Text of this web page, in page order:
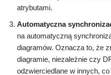
atrybutami.
Automatyczna
na automatyczną
diagramów. Oznacza to, że
diagramie, niezależnie czy
odzwierciedlane w innych,